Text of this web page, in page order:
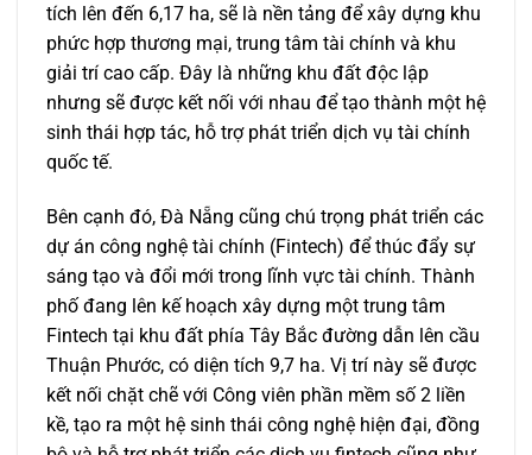
tích lên đến 6,17 ha, sẽ là nền tảng để xây dựng khu
phức hợp thương mại, trung tâm tài chính và khu
giải trí cao cấp. Đây là những khu đất độc lập
nhưng sẽ được kết nối với nhau để tạo thành một hệ
sinh thái hợp tác, hỗ trợ phát triển dịch vụ tài chính
quốc tế.
Bên cạnh đó, Đà Nẵng cũng chú trọng phát triển các
dự án công nghệ tài chính (Fintech) để thúc đẩy sự
sáng tạo và đổi mới trong lĩnh vực tài chính. Thành
phố đang lên kế hoạch xây dựng một trung tâm
Fintech tại khu đất phía Tây Bắc đường dẫn lên cầu
Thuận Phước, có diện tích 9,7 ha. Vị trí này sẽ được
kết nối chặt chẽ với Công viên phần mềm số 2 liền
kề, tạo ra một hệ sinh thái công nghệ hiện đại, đồng